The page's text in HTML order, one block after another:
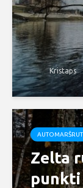
Kristaps
Zelta
punkti